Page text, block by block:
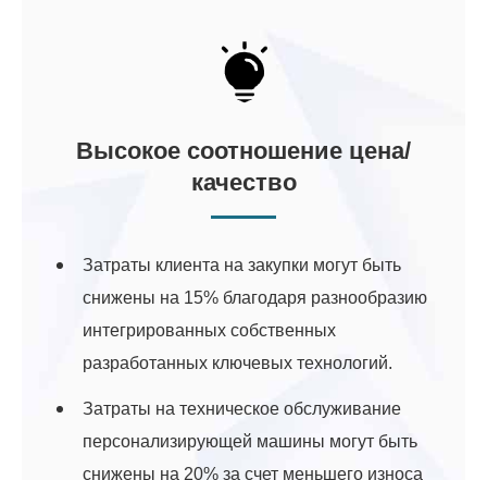
Высокое соотношение цена/
качество
Затраты клиента на закупки могут быть
снижены на 15% благодаря разнообразию
интегрированных собственных
разработанных ключевых технологий.
Затраты на техническое обслуживание
персонализирующей машины могут быть
снижены на 20% за счет меньшего износа